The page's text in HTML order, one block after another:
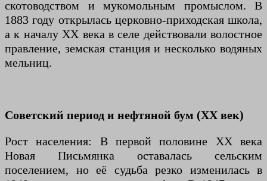
скотоводством и мукомольным промыслом. В
1883 году открылась церковно-приходская школа,
а к началу XX века в селе действовали волостное
правление, земская станция и несколько водяных
мельниц.
Советский период и нефтяной бум (XX век)
Рост населения: В первой половине XX века
Новая Письмянка оставалась сельским
поселением, но её судьба резко изменилась в